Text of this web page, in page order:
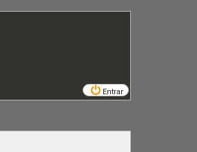
Entrar